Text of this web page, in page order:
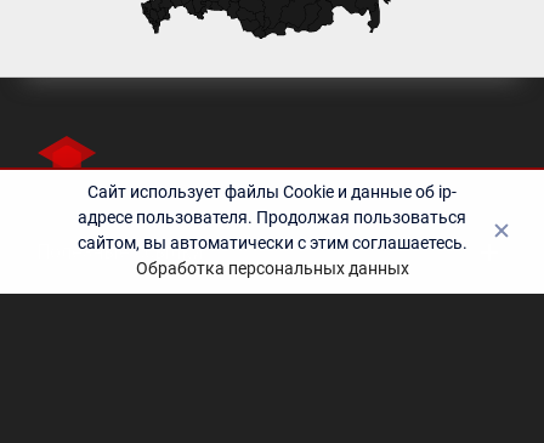
Полезные ссылки
Сайт использует файлы Cookie и данные об ip-
адресе пользователя. Продолжая пользоваться
сайтом, вы автоматически с этим соглашаетесь.
Обработка персональных данных